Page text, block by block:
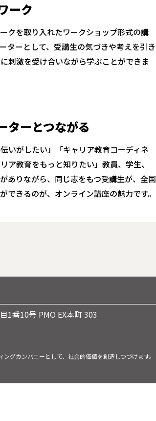
ーク
クを取り入れたワークショップ形式の講
ターとして、受講生の気づきや考えを引き
刺激を受け合いながら学ぶことができま
ターとつながる
いがしたい」「キャリア教育コーディネ
ア教育をもっと知りたい」教員、学生、
ありながら、同じ志をもつ受講生が、全国
できるのが、オンライン講座の魅力です。
1番10号 PMO EX本町 303
グカンパニーとして、社会的価値を創造しつづけます。